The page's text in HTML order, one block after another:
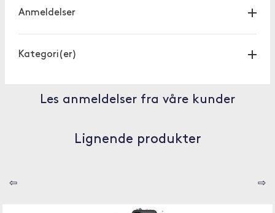
Anmeldelser
Kategori(er)
Les anmeldelser fra våre kunder
Lignende produkter
⇦ ⇨